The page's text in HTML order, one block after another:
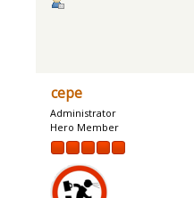
cepe
Administrator
Hero Member